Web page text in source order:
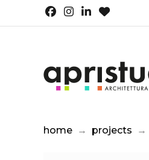
home → projects →